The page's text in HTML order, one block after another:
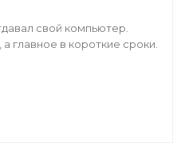
свой компьютер.
главное в короткие сроки.